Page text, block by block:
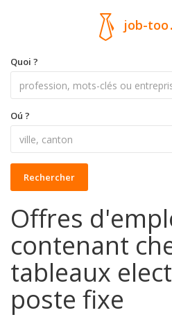
job-too.
Quoi ?
Oú ?
Rechercher
Offres
contenant
tableaux
poste fixe